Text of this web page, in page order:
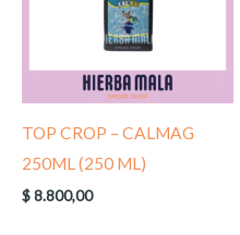
TOP CROP – CALMAG
250ML (250 ML)
$8.800,00